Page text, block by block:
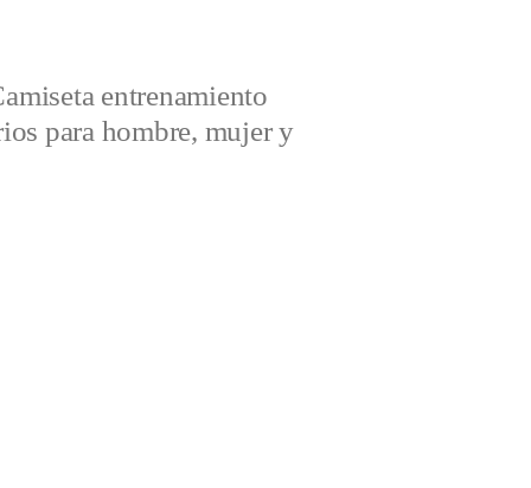
entrenamiento
para hombre, mujer y